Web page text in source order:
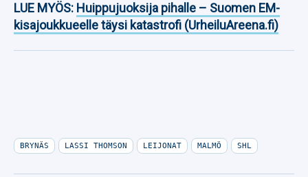
LUE MYÖS: Huippujuoksija pihalle – Suomen EM-
kisajoukkueelle täysi katastrofi (UrheiluAreena.fi)
BRYNÄS LASSI THOMSON LEIJONAT MALMÖ SHL